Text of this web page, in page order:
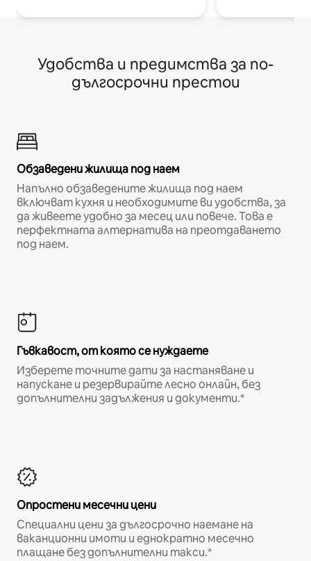
Удобства и предимства за по-
дългосрочни престои
Обзаведени жилища под наем
Напълно обзаведените жилища под наем
включват кухня и необходимите ви удобства, за
да живеете удобно за месец или повече. Това е
перфектната алтернатива на преотдаването
под наем.
Гъвкавост, от която се нуждаете
Изберете точните дати за настаняване и
напускане и резервирайте лесно онлайн, без
допълнителни задължения и документи.*
Опростени месечни цени
Специални цени за дългосрочно наемане на
ваканционни имоти и еднократно месечно
плащане без допълнителни такси.*